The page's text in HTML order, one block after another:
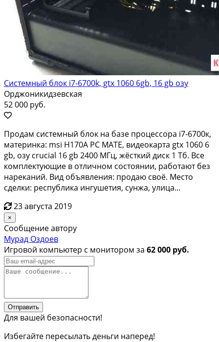
Системный блок i7-6700k, gtx 1060 6gb, 16 gb озу
Орджоникидзевская
52 000 руб.
Продам системный блок на базе процессора i7-6700к,
материнка: msi H170A PC MATE, видеокарта gtx 1060 6
gb, озу crucial 16 gb 2400 МГц, жёсткий диск 1 Тб. Все
комплектующие в отличном состоянии, работают без
нареканий. Вид объявления: продаю своё. Место
сделки: республика ингушетия, сунжа, улица...
23 августа 2019
×
Сообщение автору
Мурад Оздоев
Игровой компьютер с монитором за 62 000 руб.
Отправить
Для вашей безопасности!
Избегайте пересылать деньги наперед!